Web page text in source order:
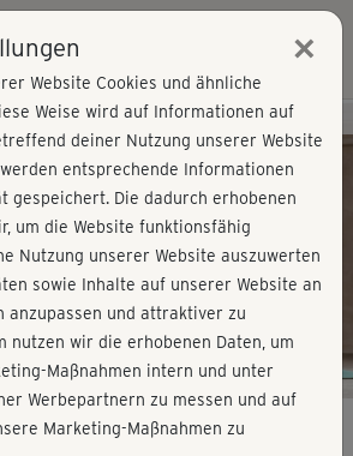
Play
Video
×
Website Cookies und ähnliche
Weise wird auf Informationen auf
deiner Nutzung unserer Website
entsprechende Informationen
gespeichert. Die dadurch erhobenen
um die Website funktionsfähig
Nutzung unserer Website auszuwerten
sowie Inhalte auf unserer Website an
anzupassen und attraktiver zu
nutzen wir die erhobenen Daten, um
Maßnahmen intern und unter
Werbepartnern zu messen und auf
Marketing-Maßnahmen zu